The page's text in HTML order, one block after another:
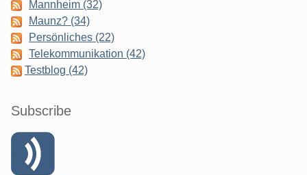
Mannheim (32)
Maunz? (34)
Persönliches (22)
Telekommunikation (42)
Testblog (42)
Subscribe